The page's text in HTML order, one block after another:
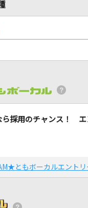
ら採用のチャンス！ エ
ともボーカルエントリ